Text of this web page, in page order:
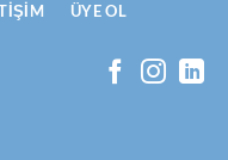
ÜYE OL